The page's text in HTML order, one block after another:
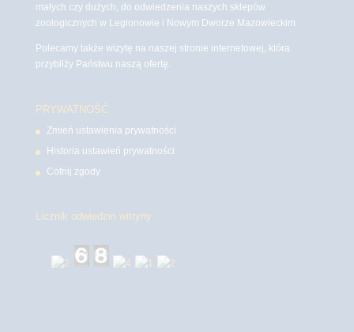
małych czy dużych, do odwiedzenia naszych sklepów
zoologicznych w Legionowie i Nowym Dworze Mazowieckim
Polecamy także wizytę na naszej stronie internetowej, która
przybliży Państwu naszą ofertę.
PRYWATNOŚĆ
Zmień ustawienia prywatności
Historia ustawień prywatności
Cofnij zgody
Licznik odwiedzin witryny